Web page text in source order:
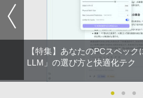
レスイヤホ
リング ANC
￥3,480
￥1,625
【特集】あなたのPCスペッ
LLM」の選び方と快適化テク
● ● ●